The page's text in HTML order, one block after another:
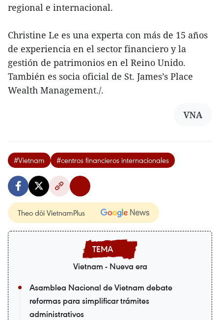
regional e internacional.
Christine Le es una experta con más de 15 años
de experiencia en el sector financiero y la
gestión de patrimonios en el Reino Unido.
También es socia oficial de St. James’s Place
Wealth Management./.
VNA
#Vietnam #centros financieros internacionales
Theo dõi VietnamPlus
Vietnam - Nueva era
Asamblea Nacional de Vietnam debate
reformas para simplificar trámites
administrativos